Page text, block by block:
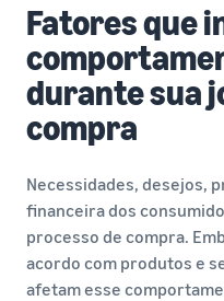
Fatores que
durante sua
compra
Necessidades, desejos,
financeira dos
processo de compra.
acordo com produtos e
afetam esse